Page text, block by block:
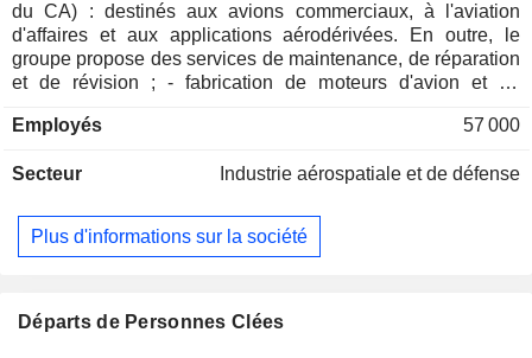
du CA) : destinés aux avions commerciaux, à l'aviation
d'affaires et aux applications aérodérivées. En outre, le
groupe propose des services de maintenance, de réparation
et de révision ; - fabrication de moteurs d'avion et de
géographique du CA est la suivante : Etats-Unis (39,7%),
et Afrique (9.9%).
Employés 57 000
Secteur Industrie aérospatiale et de défense
Plus d'informations sur la société
Départs de Personnes Clées